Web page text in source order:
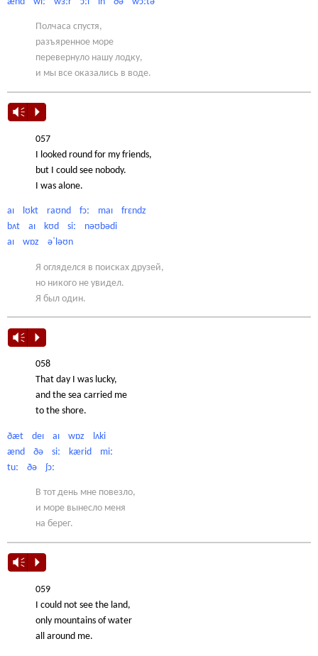
Полчаса спустя,
разъяренное море
перевернуло нашу лодку,
и мы все оказались в воде.
Vm P
057
I looked round for my friends,
but I could see nobody.
I was alone.
aɪ lʊkt raʊnd fɔː maɪ frɛndz
bʌt aɪ kʊd siː nəʊbədi
aɪ wɒz əˈləʊn
Я огляделся в поисках друзей,
но никого не увидел.
Я был один.
Vm P
058
That day I was lucky,
and the sea carried me
to the shore.
ðæt deɪ aɪ wɒz lʌki
ænd ðə siː kærid miː
tuː ðə ʃɔː
В тот день мне повезло,
и море вынесло меня
на берег.
Vm P
059
I could not see the land,
only mountains of water
all around me.